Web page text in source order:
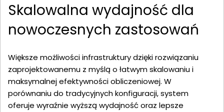
Skalowalna wydajność dla
nowoczesnych zastosowań
Większe możliwości infrastruktury dzięki rozwiązaniu
zaprojektowanemu z myślą o łatwym skalowaniu i
maksymalnej efektywności obliczeniowej. W
porównaniu do tradycyjnych konfiguracji, system
oferuje wyraźnie wyższą wydajność oraz lepsze